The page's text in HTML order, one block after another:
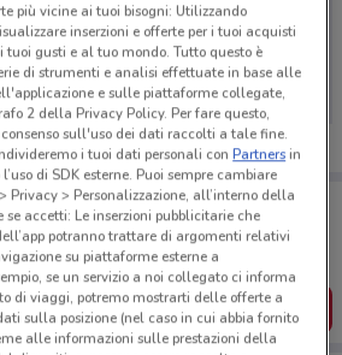
non abbiamo pubblicato
tua zona. Riprova più tardi.
sempre con te!
le migliori offerte dei negozi vicino a te,
la tua lista del risparmio, comodamente
SCARICA L’APP
più vicine ai tuoi bisogni: Utilizzando
inserzioni e offerte per i tuoi acquisti
gusti e al tuo mondo. Tutto questo è
di strumenti e analisi effettuate in base alle
e sulle piattaforme collegate,
2 della Privacy Policy. Per fare questo,
sull'uso dei dati raccolti a tale fine.
i tuoi dati personali conPartnersin
di SDK esterne. Puoi sempre cambiare
Privacy > Personalizzazione, all’interno della
se accetti: Le inserzioni pubblicitarie che
potranno trattare di argomenti relativi
su piattaforme esterne a
se un servizio a noi collegato ci informa
di viaggi, potremo mostrarti delle offerte a
sulla posizione (nel caso in cui abbia fornito
alle informazioni sulle prestazioni della